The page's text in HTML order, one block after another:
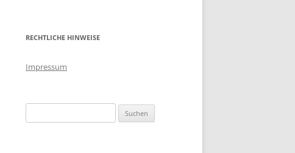
RECHTLICHE HINWEISE
Impressum
nach: